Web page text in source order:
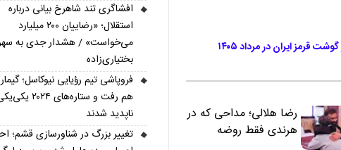
قرمز ایران در مرداد ۱۴۰۵
رضا هلالی؛ مداحی که در
هرندی فقط روضه
افشاگری تند شاهرخ بیانی درباره
استقلال؛ «رضاییان ۲۰۰ میلیارد
می‌خواست» / هشدار جدی به
بختیاری‌زاده
فروپاشی تیم رؤیایی نیوکاسل؛
هم رفت و ستاره‌های ۲۰۲۴
ناپدید شدند
تغییر بزرگ در شناورسازی قشم؛